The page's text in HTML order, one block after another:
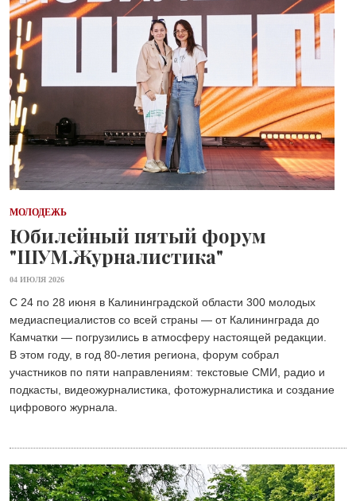
МОЛОДЕЖЬ
Юбилейный пятый форум
"ШУМ.Журналистика"
04 ИЮЛЯ 2026
С 24 по 28 июня в Калининградской области 300 молодых
медиаспециалистов со всей страны — от Калининграда до
Камчатки — погрузились в атмосферу настоящей редакции.
В этом году, в год 80-летия региона, форум собрал
участников по пяти направлениям: текстовые СМИ, радио и
подкасты, видеожурналистика, фотожурналистика и создание
цифрового журнала.